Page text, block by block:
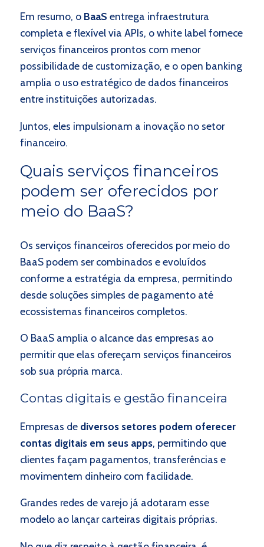
Em resumo, o BaaS entrega infraestrutura
completa e flexível via APIs, o white label fornece
serviços financeiros prontos com menor
possibilidade de customização, e o open banking
amplia o uso estratégico de dados financeiros
entre instituições autorizadas.
Juntos, eles impulsionam a inovação no setor
financeiro.
Quais serviços financeiros
podem ser oferecidos por
meio do BaaS?
Os serviços financeiros oferecidos por meio do
BaaS podem ser combinados e evoluídos
conforme a estratégia da empresa, permitindo
desde soluções simples de pagamento até
ecossistemas financeiros completos.
O BaaS amplia o alcance das empresas ao
permitir que elas ofereçam serviços financeiros
sob sua própria marca.
Contas digitais e gestão financeira
Empresas de diversos setores podem oferecer
contas digitais em seus apps, permitindo que
clientes façam pagamentos, transferências e
movimentem dinheiro com facilidade.
Grandes redes de varejo já adotaram esse
modelo ao lançar carteiras digitais próprias.